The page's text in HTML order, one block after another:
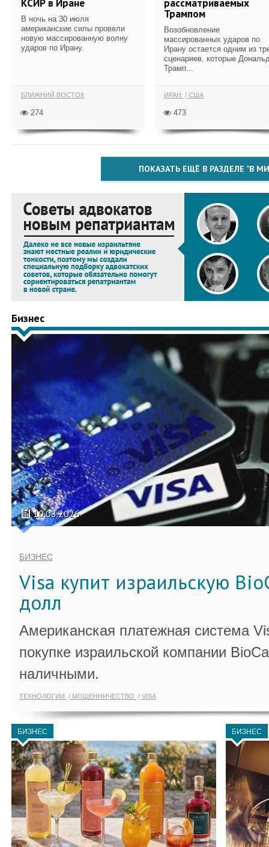
КСИР в Иране
В ночь на 30 июля
американские силы провели
новую массированную волну
ударов по Ирану.
БЛИЖНИЙ ВОСТОК
274
рассматриваемых
Трампом
Возобновление
массированных ударов по
Ирану остается одним из
сценариев, которые
Трамп...
ИРАН США
473
ПОКАЗАТЬ ЕЩЁ В РАЗДЕЛЕ "В
Бизнес
10.08.2026
БИЗНЕС
Visa купит израильскую
долл
Американская платежная система
покупке израильской компании
наличными.
ТЕХНОЛОГИИ МОШЕННИЧЕСТВО VISA
БИЗНЕС БИЗНЕС